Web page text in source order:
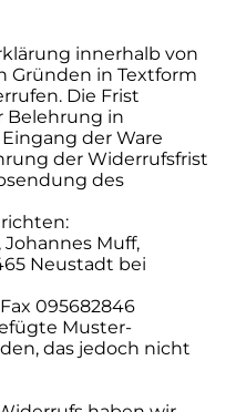
innerhalb von
Gründen in Textform
Die Frist
Belehrung in
der Ware
der Widerrufsfrist
des
Muff,
Neustadt bei
Fax 095682846
Muster-
das jedoch nicht